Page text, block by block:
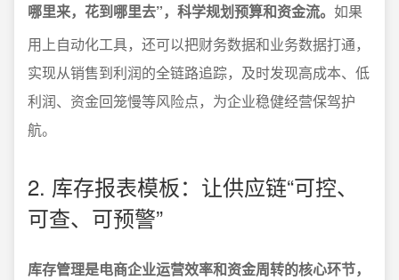
哪里来，花到哪里去”，科学规划预算和资金流。 如果
用上自动化工具，还可以把财务数据和业务数据打通，
实现从销售到利润的全链路追踪，及时发现高成本、低
利润、资金回笼慢等风险点，为企业稳健经营保驾护
航。
2. 库存报表模板：让供应链“可控、
可查、可预警”
库存管理是电商企业运营效率和资金周转的核心环节，